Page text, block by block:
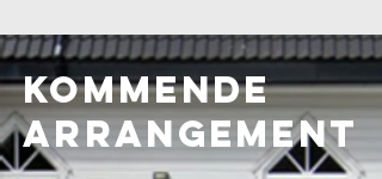
Kommende
ARRANGEMENT